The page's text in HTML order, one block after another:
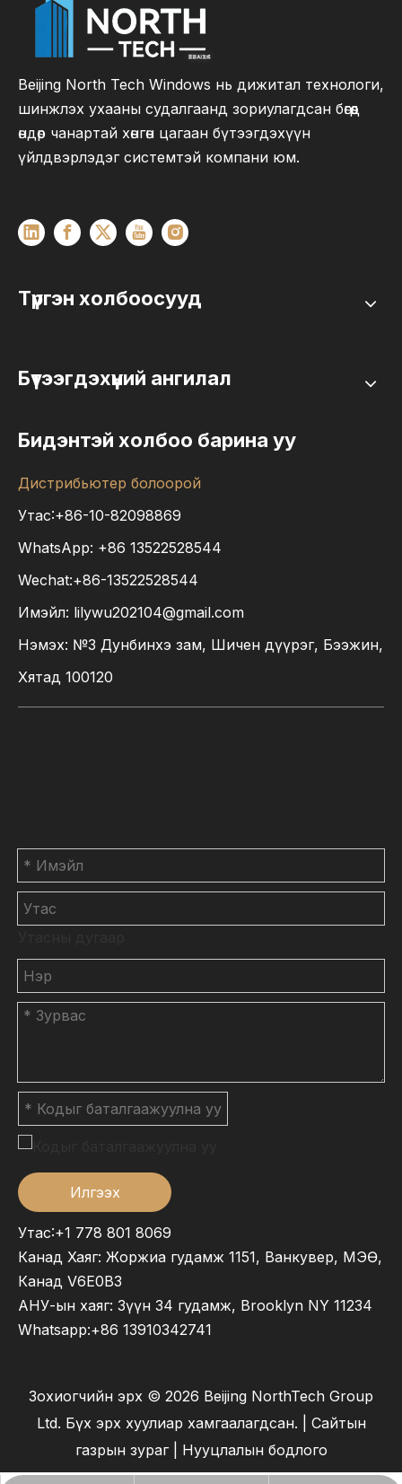
Beijing North Tech Windows нь дижитал технологи,
шинжлэх ухааны судалгаанд зориулагдсан бөгөөд
өндөр чанартай хөнгөн цагаан бүтээгдэхүүн
үйлдвэрлэдэг системтэй компани юм.
Түргэн холбоосууд
Бүтээгдэхүүний ангилал
Бидэнтэй холбоо барина уу
Дистрибьютер болоорой
Утас:+86-10-82098869
WhatsApp: +86 13522528544
Wechat:+86-13522528544
Имэйл: lilywu202104@gmail.com
Нэмэх: №3 Дунбинхэ зам, Шичен дүүрэг, Бээжин,
Хятад 100120
Илгээх
Утас:+1 778 801 8069
Канад Хаяг: Жоржиа гудамж 1151, Ванкувер, МЭӨ,
Канад V6E0B3
АНУ-ын хаяг: Зүүн 34 гудамж, Brooklyn NY 11234
Whatsapp:+86 13910342741
Зохиогчийн эрх © 2026 Beijing NorthTech Group
Ltd. Бүх эрх хуулиар хамгаалагдсан. | Сайтын
газрын зураг| Нууцлалын бодлого